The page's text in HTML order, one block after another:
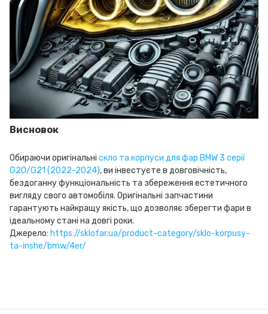
Висновок
Обираючи оригінальні скло та корпуси для фар BMW 3 серії
G20/G21 (2022-2024), ви інвестуєте в довговічність,
бездоганну функціональність та збереження естетичного
вигляду свого автомобіля. Оригінальні запчастини
гарантують найкращу якість, що дозволяє зберегти фари в
ідеальному стані на довгі роки.
Джерело: https://sklofar.ua/product-category/sklo-korpusy-
ta-inshe/bmw/4er/